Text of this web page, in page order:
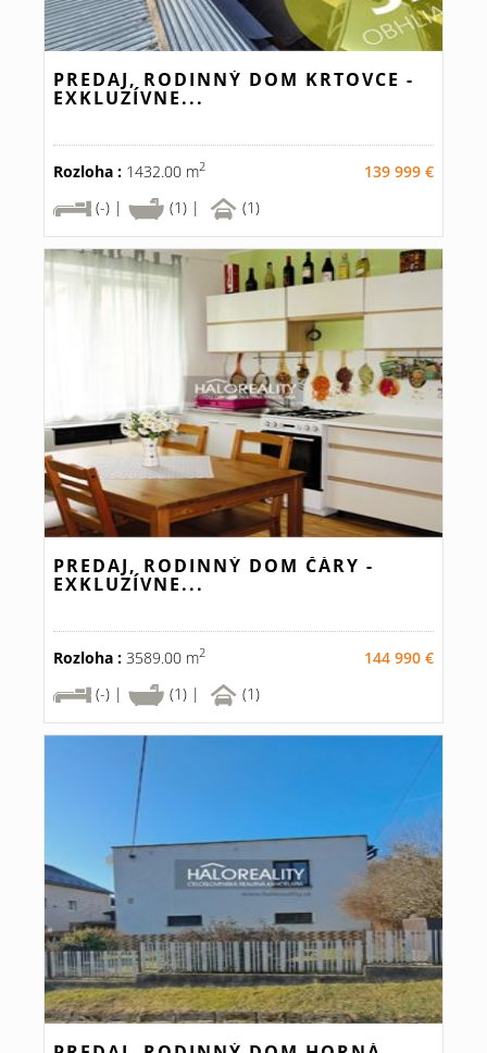
PREDAJ, RODINNÝ DOM KRTOVCE -
EXKLUZÍVNE...
Rozloha : 1432.00 m2
139 999 €
(-) |
(1) | (1)
PREDAJ, RODINNÝ DOM ČÁRY -
EXKLUZÍVNE...
Rozloha : 3589.00 m2
144 990 €
(-) |
(1) | (1)